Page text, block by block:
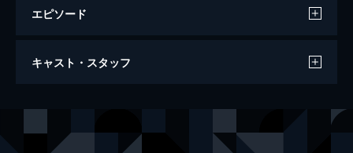
エピソード
バケモノの子
キャスト・スタッフ
九太（少年期） 宮崎あおい